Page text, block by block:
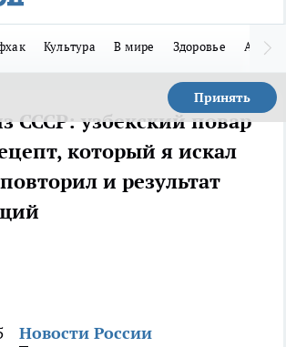
Культура В мире Здоровье Авто
Принять
СССР: узбекский повар
который я искал
и результат
Новости России